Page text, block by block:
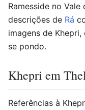
Ramesside no
descrições de Rá
imagens de
se pondo.
Khepri em
Referências à